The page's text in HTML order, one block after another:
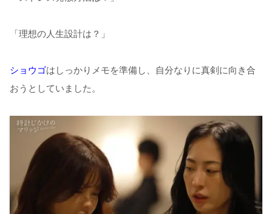
「理想の人生設計は？」
ショウゴはしっかりメモを準備し、自分なりに真剣に向き合
おうとしていました。